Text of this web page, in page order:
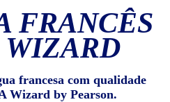
FRANCÊS
WIZARD
francesa com qualidade
Wizard by Pearson.